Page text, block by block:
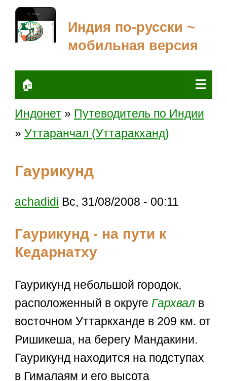
Индия по-русски ~
мобильная версия
🏠 ☰
Индонет » Путеводитель по Индии
»Уттаранчал (Уттаракханд)
Гаурикунд
achadidi Вс, 31/08/2008 - 00:11
Гаурикунд - на пути к
Кедарнатху
Гаурикунд небольшой городок,
расположенный в округе Гархвал в
восточном Уттаркханде в 209 км. от
Ришикеша, на берегу Мандакини.
Гаурикунд находится на подступах
в Гималаям и его высота